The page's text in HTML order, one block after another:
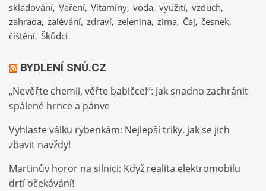
skladování Vaření Vitamíny voda využití vzduch
zahrada zalévání zdraví zelenina zima Čaj česnek
čištění Škůdci
BYDLENÍ SNŮ.CZ
„Nevěřte chemii, věřte babičce!“: Jak snadno zachránit
spálené hrnce a pánve
Vyhlaste válku rybenkám: Nejlepší triky, jak se jich
zbavit navždy!
Martinův horor na silnici: Když realita elektromobilu
drtí očekávání!